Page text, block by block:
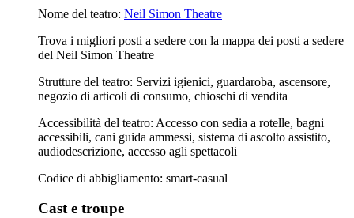
Nome del teatro: Neil Simon Theatre
Trova i migliori posti a sedere con la mappa dei posti a sedere
del Neil Simon Theatre
Strutture del teatro: Servizi igienici, guardaroba, ascensore,
negozio di articoli di consumo, chioschi di vendita
Accessibilità del teatro: Accesso con sedia a rotelle, bagni
accessibili, cani guida ammessi, sistema di ascolto assistito,
audiodescrizione, accesso agli spettacoli
Codice di abbigliamento: smart-casual
Cast e troupe